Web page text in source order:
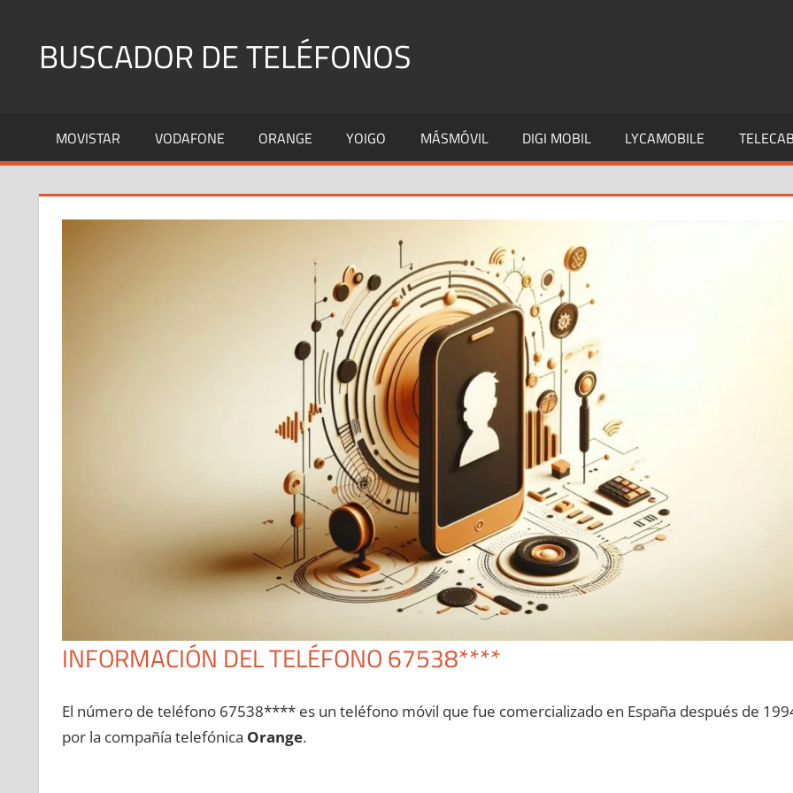
contenidoBUSCADOR DE TELÉFONOS
Fijos
y
MOVISTAR VODAFONE ORANGE YOIGO MÁSMÓVIL DIGI MOBIL LYCAMOBILE
INFORMACIÓN DEL TELÉFONO 67538****
El número dе teléfono 67538**** es un teléfono móvil quе fue comercializado en España después dе
pοr la compañía telefónica Orange.